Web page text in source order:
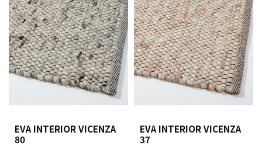
EVA INTERIOR VICENZA
80
EVA INTERIOR VICENZA
37